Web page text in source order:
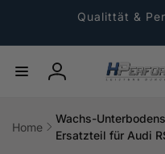
Qualittät &
Einloggen
Home
Wachs-
Ersatzteil für Audi